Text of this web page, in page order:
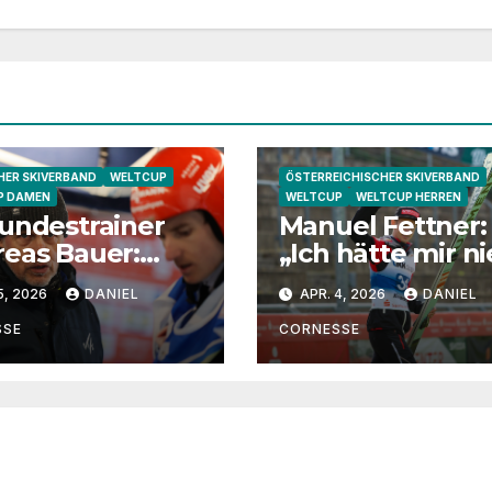
SKIVERBAND
WELTCUP
DAMEN
Bauer:
Schmid
eine extrem
2026 DANIEL
ÖSTERREICHISCHER SKIVERBAND
WELTCUP
WELTCUP HERREN
Manuel Fettner:
„Ich hätte mir
vorgestellt, dass
so lange
APR. 4, 2026 DANIEL
CORNESSE